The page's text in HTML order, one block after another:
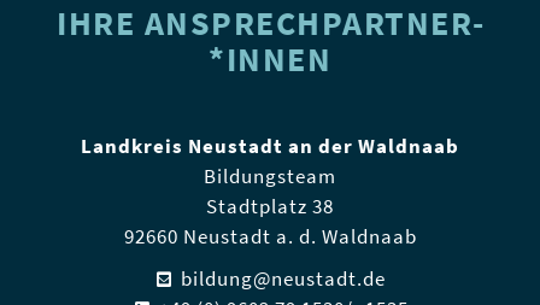
IHRE ANSPRECH­PARTNER­
*INNEN
Landkreis Neustadt an der Waldnaab
Bildungsteam
Stadtplatz 38
92660 Neustadt a. d. Waldnaab
bildung@neustadt.de